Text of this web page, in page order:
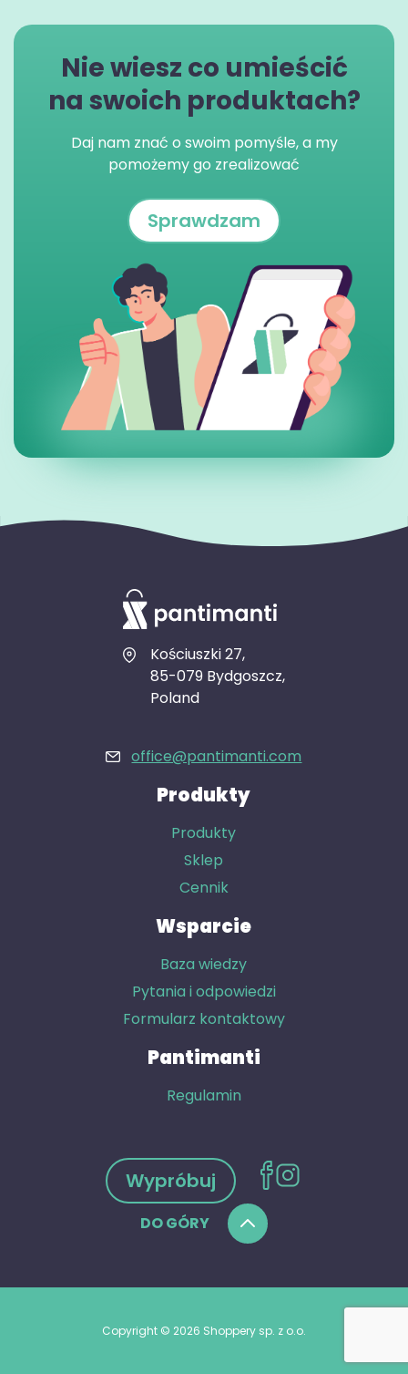
Nie wiesz co umieścić
na swoich produktach?
Daj nam znać o swoim pomyśle, a my
pomożemy go zrealizować
Sprawdzam
Kościuszki 27,
85-079 Bydgoszcz,
Poland
office@pantimanti.com
Produkty
Produkty
Sklep
Cennik
Wsparcie
Baza wiedzy
Pytania i odpowiedzi
Formularz kontaktowy
Pantimanti
Regulamin
Wypróbuj
DO GÓRY
Copyright © 2026 Shoppery sp. z o.o.